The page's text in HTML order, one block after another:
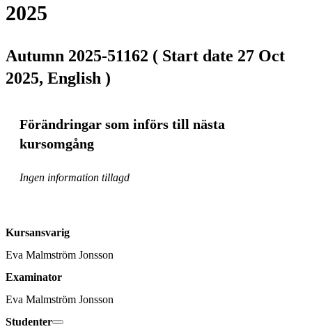
2025
Autumn 2025-51162 ( Start date 27 Oct
2025, English )
Förändringar som införs till nästa
kursomgång
Ingen information tillagd
Kursansvarig
Eva Malmström Jonsson
Examinator
Eva Malmström Jonsson
Studenter